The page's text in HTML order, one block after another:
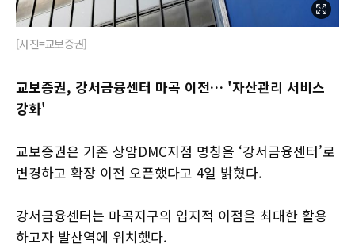
[사진=교보증권]
교보증권, 강서금융센터 마곡 이전… '자산관리 서비스
강화'
교보증권은 기존 상암DMC지점 명칭을 ‘강서금융센터’로
변경하고 확장 이전 오픈했다고 4일 밝혔다.
강서금융센터는 마곡지구의 입지적 이점을 최대한 활용
하고자 발산역에 위치했다.